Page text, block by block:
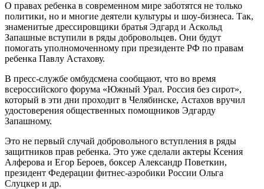
О правах ребенка в современном мире заботятся не только
политики, но и многие деятели культуры и шоу-бизнеса. Так,
знаменитые дрессировщики братья Эдгард и Аскольд
Запашные вступили в ряды добровольцев. Они будут
помогать уполномоченному при президенте РФ по правам
ребенка Павлу Астахову.
В пресс-службе омбудсмена сообщают, что во время
всероссийского форума «Южный Урал. Россия без сирот»,
который в эти дни проходит в Челябинске, Астахов вручил
удостоверения общественных помощников Эдгарду
Запашному.
Это не первый случай добровольного вступления в ряды
защитников прав ребенка. Это уже сделали актеры Ксения
Алферова и Егор Бероев, боксер Александр Поветкин,
президент Федерации фитнес-аэробики России Ольга
Слуцкер и др.